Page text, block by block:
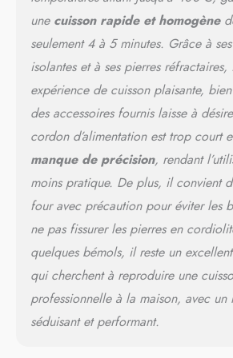
pizzas
2/3 minutes
une cuisson rapide et homogène
seulement 4 à 5 minutes. Grâce à
isolantes et à ses pierres réfractaires,
expérience de cuisson plaisante,
des accessoires fournis laisse à
cordon d’alimentation est trop court
manque de précision, rendant
moins pratique. De plus, il convient
four avec précaution pour éviter les
ne pas fissurer les pierres en
quelques bémols, il reste un
qui cherchent à reproduire une
professionnelle à la maison, avec un
séduisant et performant.